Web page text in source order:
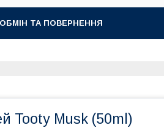
ОБМІН ТА ПОВЕРНЕННЯ
Tooty Musk (50ml)